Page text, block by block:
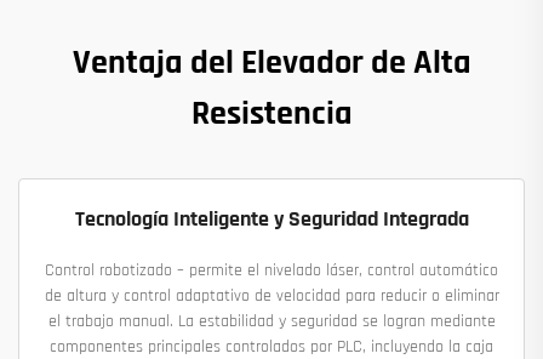
Ventaja del Elevador de Alta
Resistencia
Tecnología Inteligente y Seguridad Integrada
Control robotizado – permite el nivelado láser, control automático
de altura y control adaptativo de velocidad para reducir o eliminar
el trabajo manual. La estabilidad y seguridad se logran mediante
componentes principales controlados por PLC, incluyendo la caja